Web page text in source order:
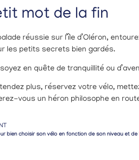
mot de la fin
réussie sur l’île d’Oléron,
les petits secrets bien gardés.
en quête de tranquillité ou
plus, réservez votre vélo,
vous un héron philosophe en
bien choisir son vélo en fonction de son niveau et